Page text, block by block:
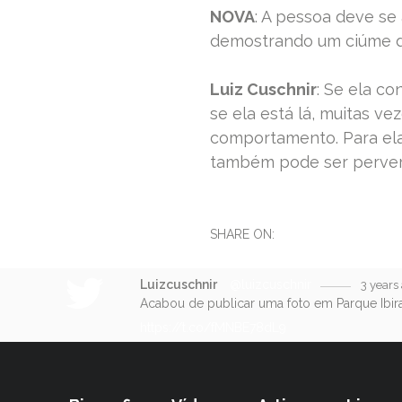
NOVA: A pessoa deve
demostrando um ciúme
Luiz Cuschnir: Se ela
se ela está lá, muitas
comportamento. Para
também pode ser
SHARE ON:
Luizcuschnir 3 years
Acabou de publicar uma foto em Parque